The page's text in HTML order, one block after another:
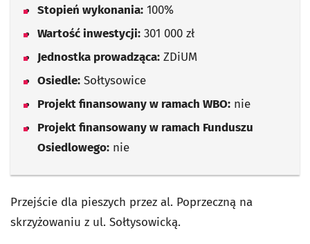
Stopień wykonania: 100%
Wartość inwestycji: 301 000 zł
Jednostka prowadząca: ZDiUM
Osiedle: Sołtysowice
Projekt finansowany w ramach WBO: nie
Projekt finansowany w ramach Funduszu
Osiedlowego: nie
Przejście dla pieszych przez al. Poprzeczną na
skrzyżowaniu z ul. Sołtysowicką.